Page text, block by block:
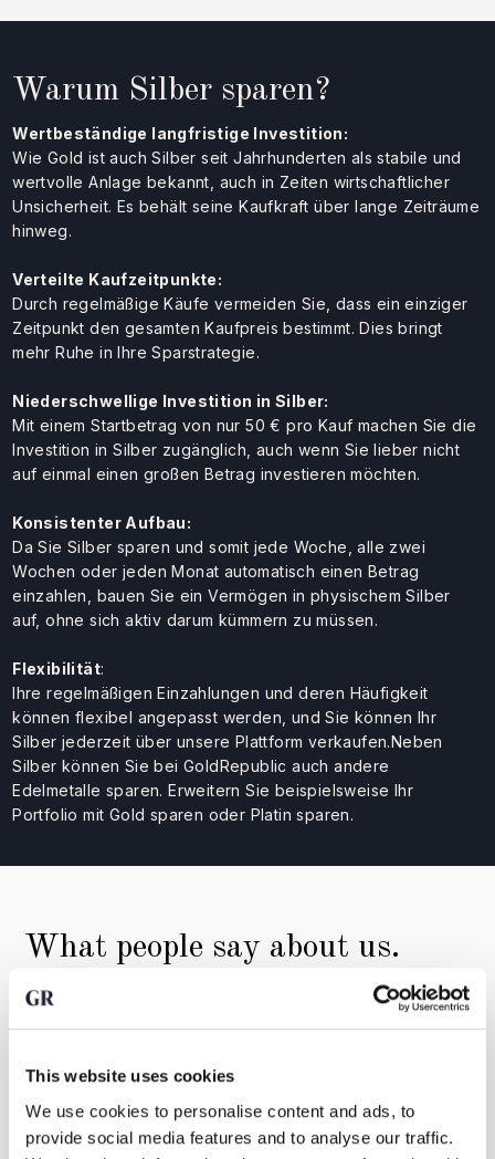
This website uses cookies
We use cookies to personalise content and ads, to
provide social media features and to analyse our traffic.
Warum Silber sparen?
Wertbeständige langfristige Investition:
Wie Gold ist auch Silber seit Jahrhunderten als stabile und
wertvolle Anlage bekannt, auch in Zeiten wirtschaftlicher
Unsicherheit. Es behält seine Kaufkraft über lange Zeiträume
hinweg.
Verteilte Kaufzeitpunkte:
Durch regelmäßige Käufe vermeiden Sie, dass ein einziger
Zeitpunkt den gesamten Kaufpreis bestimmt. Dies bringt
mehr Ruhe in Ihre Sparstrategie.
Niederschwellige Investition in Silber:
Mit einem Startbetrag von nur 50 € pro Kauf machen Sie die
Investition in Silber zugänglich, auch wenn Sie lieber nicht
auf einmal einen großen Betrag investieren möchten.
Konsistenter Aufbau:
Da Sie Silber sparen und somit jede Woche, alle zwei
Wochen oder jeden Monat automatisch einen Betrag
einzahlen, bauen Sie ein Vermögen in physischem Silber
auf, ohne sich aktiv darum kümmern zu müssen.
Flexibilität:
Ihre regelmäßigen Einzahlungen und deren Häufigkeit
können flexibel angepasst werden, und Sie können Ihr
Silber jederzeit über unsere Plattform verkaufen.Neben
Silber können Sie bei GoldRepublic auch andere
Edelmetalle sparen. Erweitern Sie beispielsweise Ihr
Portfolio mit Gold sparen oder Platin sparen.
What people say about us.